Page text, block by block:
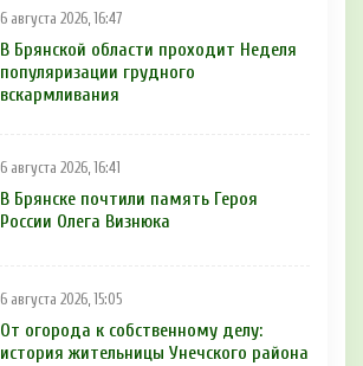
6 августа 2026, 16:47
В Брянской области проходит Неделя
популяризации грудного
вскармливания
6 августа 2026, 16:41
В Брянске почтили память Героя
России Олега Визнюка
6 августа 2026, 15:05
От огорода к собственному делу:
история жительницы Унечского района